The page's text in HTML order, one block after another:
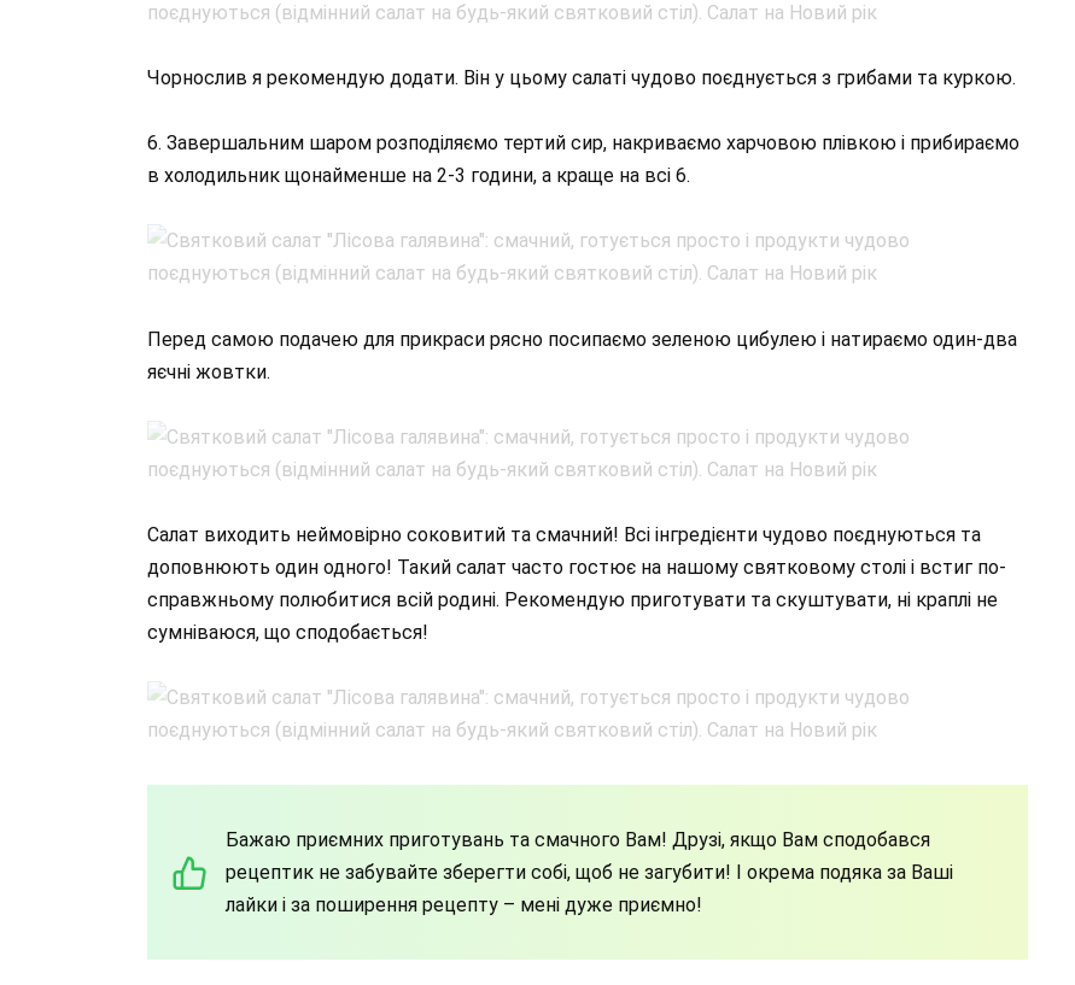
Чорнослив я рекомендую додати. Він у цьому салаті чудово поєднується з грибами та куркою.
6. Завершальним шаром розподіляємо тертий сир, накриваємо харчовою плівкою і прибираємо
в холодильник щонайменше на 2-3 години, а краще на всі 6.
Перед самою подачею для прикраси рясно посипаємо зеленою цибулею і натираємо один-два
яєчні жовтки.
Салат виходить неймовірно соковитий та смачний! Всі інгредієнти чудово поєднуються та
доповнюють один одного! Такий салат часто гостює на нашому святковому столі і встиг по-
справжньому полюбитися всій родині. Рекомендую приготувати та скуштувати, ні краплі не
сумніваюся, що сподобається!
Бажаю приємних приготувань та смачного Вам! Друзі, якщо Вам сподобався
рецептик не забувайте зберегти собі, щоб не загубити! І окрема подяка за Ваші
лайки і за поширення рецепту – мені дуже приємно!